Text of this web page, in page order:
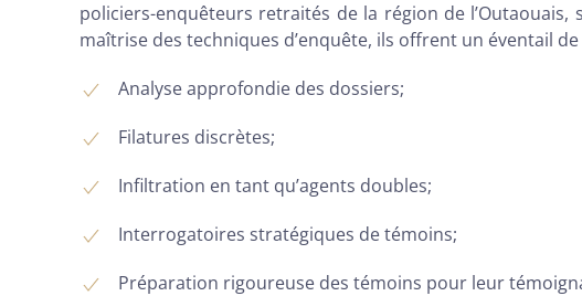
policiers-enquêteurs retraités de la région de
maîtrise des techniques d’enquête, ils offrent un éventail
Analyse approfondie des dossiers;
Filatures discrètes;
Infiltration en tant qu’agents doubles;
Interrogatoires stratégiques de témoins;
Préparation rigoureuse des témoins pour leur